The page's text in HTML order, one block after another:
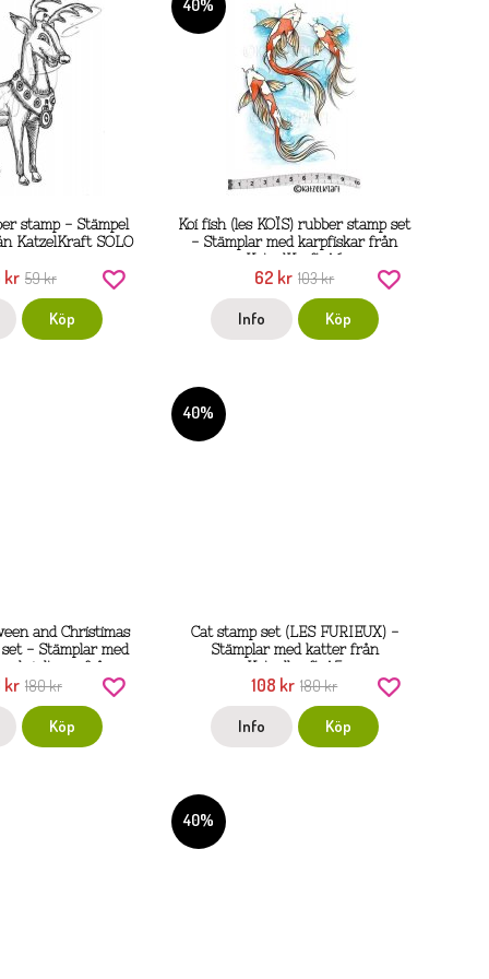
stamp - Stämpel
KatzelKraft SOLO
kr 59 kr
Köp
40%
Koi fish (les KOÏS) rubber stamp set
- Stämplar med karpfiskar från
KatzelKraft A6
62 kr 103 kr
Info Köp
and Christimas
- Stämplar med
jultema från
A5
kr 180 kr
Köp
40%
Cat stamp set (LES FURIEUX) -
Stämplar med katter från
Katzelkraft A5
108 kr 180 kr
Info Köp
40%